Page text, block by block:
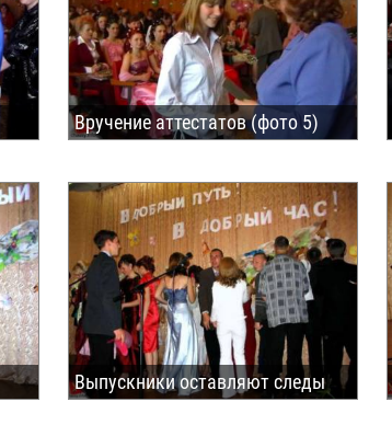
Вручение аттестатов (фото 5)
Выпускники оставляют следы